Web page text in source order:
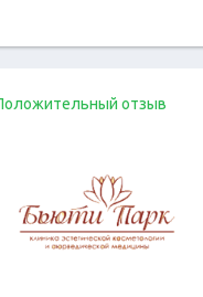
отзыв